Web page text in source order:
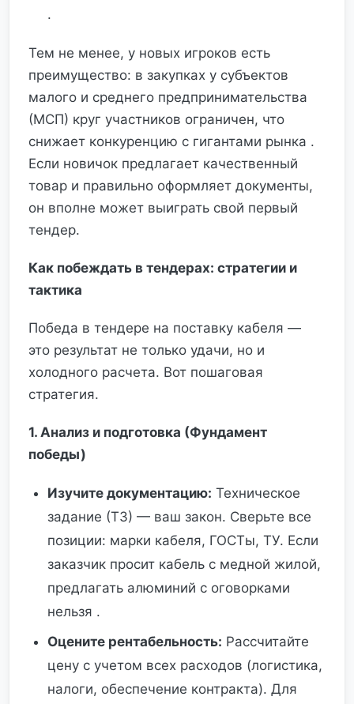
.
Тем не менее, у новых игроков есть
преимущество: в закупках у субъектов
малого и среднего предпринимательства
(МСП) круг участников ограничен, что
снижает конкуренцию с гигантами рынка .
Если новичок предлагает качественный
товар и правильно оформляет документы,
он вполне может выиграть свой первый
тендер.
Как побеждать в тендерах: стратегии и
тактика
Победа в тендере на поставку кабеля —
это результат не только удачи, но и
холодного расчета. Вот пошаговая
стратегия.
1. Анализ и подготовка (Фундамент
победы)
Изучите документацию: Техническое
задание (ТЗ) — ваш закон. Сверьте все
позиции: марки кабеля, ГОСТы, ТУ. Если
заказчик просит кабель с медной жилой,
предлагать алюминий с оговорками
нельзя .
Оцените рентабельность: Рассчитайте
цену с учетом всех расходов (логистика,
налоги, обеспечение контракта). Для